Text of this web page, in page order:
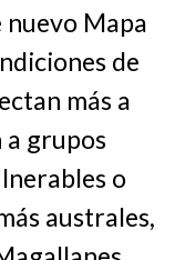
nuevo Mapa
de
más a
a grupos
o
australes,